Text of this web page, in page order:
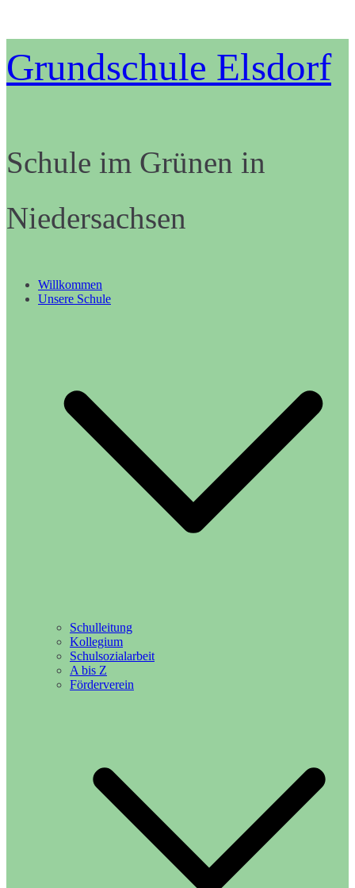
Inhalt
springen
Grundschule Elsdorf
Schule im Grünen in
Niedersachsen
Willkommen
Unsere Schule
Schulleitung
Kollegium
Schulsozialarbeit
A bis Z
Förderverein